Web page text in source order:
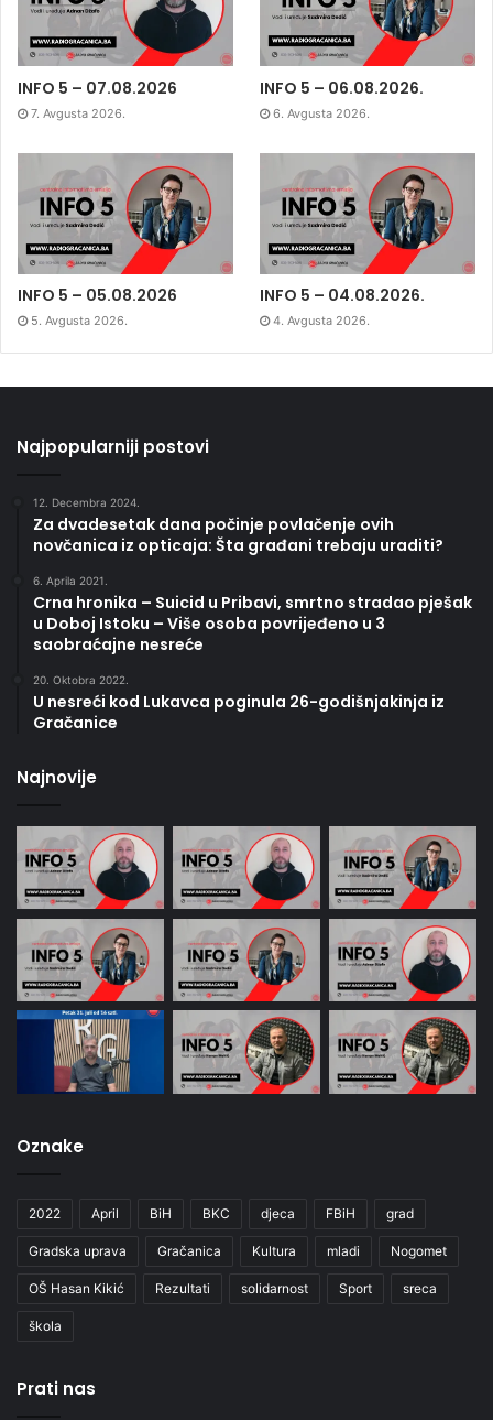
INFO 5 – 07.08.2026
7. Avgusta 2026.
INFO 5 – 06.08.2026.
6. Avgusta 2026.
INFO 5 – 05.08.2026
5. Avgusta 2026.
INFO 5 – 04.08.2026.
4. Avgusta 2026.
Najpopularniji postovi
12. Decembra 2024.
Za dvadesetak dana počinje povlačenje ovih
novčanica iz opticaja: Šta građani trebaju uraditi?
6. Aprila 2021.
Crna hronika – Suicid u Pribavi, smrtno stradao pješak
u Doboj Istoku – Više osoba povrijeđeno u 3
saobraćajne nesreće
20. Oktobra 2022.
U nesreći kod Lukavca poginula 26-godišnjakinja iz
Gračanice
Najnovije
Oznake
2022 April BiH BKC djeca FBiH grad
Gradska uprava Gračanica Kultura mladi Nogomet
OŠ Hasan Kikić Rezultati solidarnost Sport sreca
škola
Prati nas